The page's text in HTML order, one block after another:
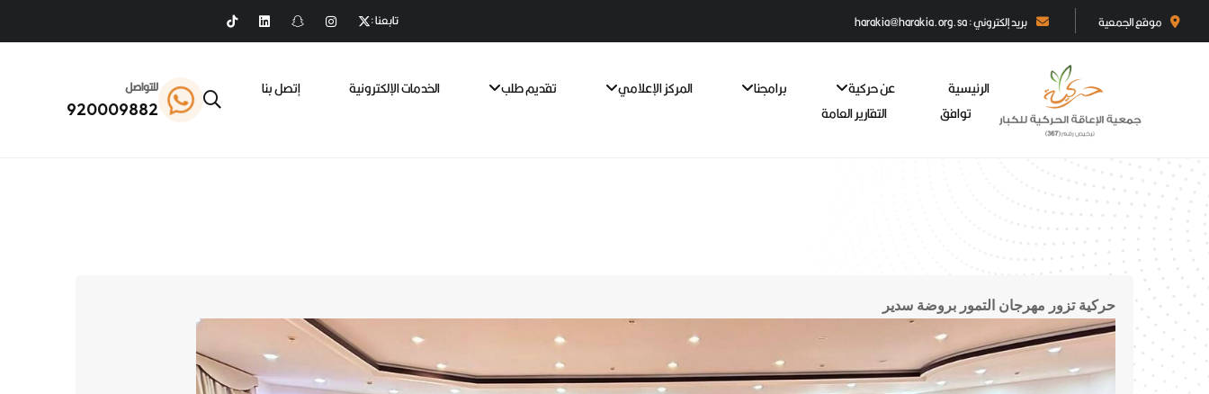
موقع الجمعية بريد إلكتروني : harakia@harakia.org.sa تابعنا :
الرئيسية عن حركية برامجنا المركز الإعلامي تقديم طلب الخدمات الإلكترونية
إتصل بنا
توافق
التقارير العامة
للتواصل
920009882
حركية تزور مهرجان التمور بروضة سدير